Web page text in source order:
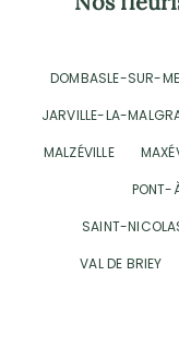
DOMBASLE-SUR-
JARVILLE-LA-
MALZÉVILLE
PONT-
SAINT-
VAL DE BRIEY